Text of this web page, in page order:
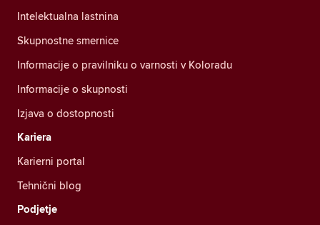
Intelektualna lastnina
Skupnostne smernice
Informacije o pravilniku o varnosti v Koloradu
Informacije o skupnosti
Izjava o dostopnosti
Kariera
Karierni portal
Tehnični blog
Podjetje